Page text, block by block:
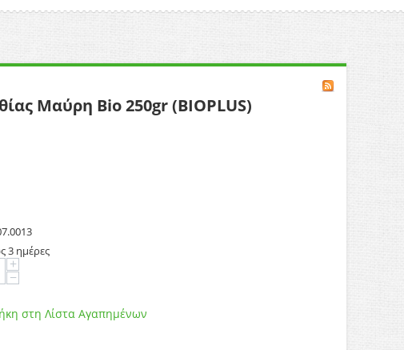
Μαύρη Bio 250gr (BIOPLUS)
3 ημέρες
+
−
στη Λίστα Αγαπημένων